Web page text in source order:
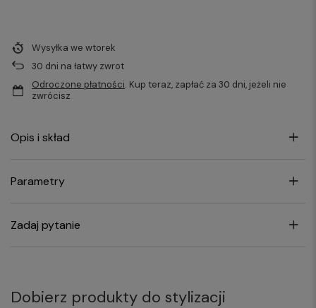
Wysyłka we wtorek
30 dni na łatwy zwrot
Odroczone płatności. Kup teraz, zapłać za 30 dni, jeżeli nie
zwrócisz
Opis i skład
Parametry
Zadaj pytanie
Dobierz produkty do stylizacji